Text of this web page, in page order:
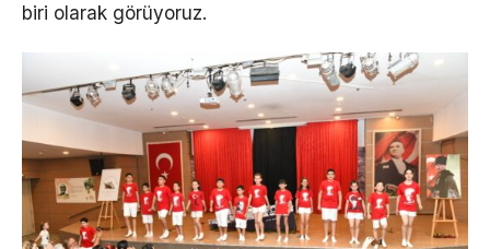
biri olarak görüyoruz.